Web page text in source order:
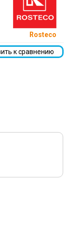
Rosteco
к сравнению